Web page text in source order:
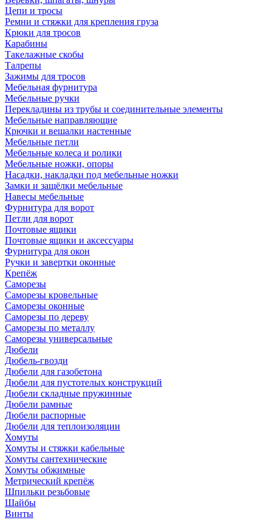
Цепи и тросы
Ремни и стяжки для крепления груза
Крюки для тросов
Карабины
Такелажные скобы
Талрепы
Зажимы для тросов
Мебельная фурнитура
Мебельные ручки
Перекладины из трубы и соединительные элементы
Мебельные направляющие
Крючки и вешалки настенные
Мебельные петли
Мебельные колеса и ролики
Мебельные ножки, опоры
Насадки, накладки под мебельные ножки
Замки и защёлки мебельные
Навесы мебельные
Фурнитура для ворот
Петли для ворот
Почтовые ящики
Почтовые ящики и аксессуары
Фурнитура для окон
Ручки и завертки оконные
Крепёж
Саморезы
Саморезы кровельные
Саморезы оконные
Саморезы по дереву
Саморезы по металлу
Саморезы универсальные
Дюбели
Дюбель-гвозди
Дюбели для газобетона
Дюбели для пустотелых конструкций
Дюбели складные пружинные
Дюбели рамные
Дюбели распорные
Дюбели для теплоизоляции
Хомуты
Хомуты и стяжки кабельные
Хомуты сантехнические
Хомуты обжимные
Метрический крепёж
Шпильки резьбовые
Шайбы
Винты